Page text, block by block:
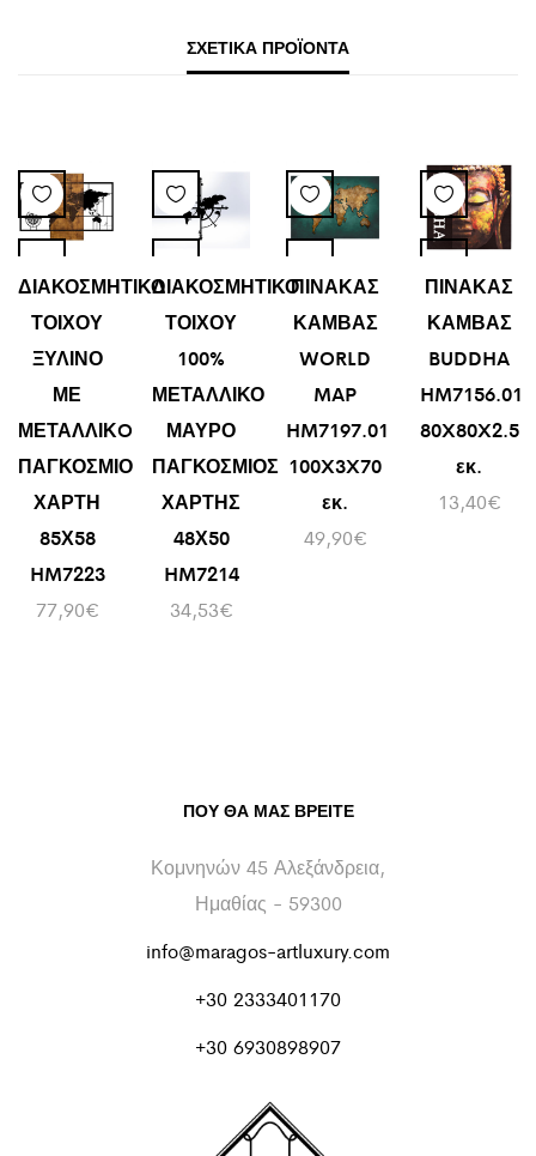
ΣΧΕΤΙΚΆ ΠΡΟΪΌΝΤΑ
ΔΙΑΚΟΣΜΗΤΙΚΟ
ΤΟΙΧΟΥ
ΞΥΛΙΝΟ
ΜΕ
ΜΕΤΑΛΛΙΚO
ΠΑΓΚΟΣΜΙΟ
ΧΑΡΤΗ
85Χ58
HM7223
77,90€
ΔΙΑΚΟΣΜΗΤΙΚΟ
ΤΟΙΧΟΥ
100%
ΜΕΤΑΛΛΙΚΟ
ΜΑΥΡΟ
ΠΑΓΚΟΣΜΙΟΣ
ΧΑΡΤΗΣ
48Χ50
HM7214
34,53€
ΠΙΝΑΚΑΣ
ΚΑΜΒΑΣ
WORLD
MAP
HM7197.01
100X3X70
εκ.
49,90€
ΠΙΝΑΚΑΣ
ΚΑΜΒΑΣ
BUDDHA
HM7156.01
80X80X2.5
εκ.
13,40€
ΠΟΥ ΘΑ ΜΑΣ ΒΡΕΊΤΕ
Κομνηνών 45 Αλεξάνδρεια,
Ημαθίας - 59300
info@maragos-artluxury.com
+30 2333401170
+30 6930898907